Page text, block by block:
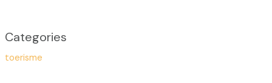
Categories
toerisme